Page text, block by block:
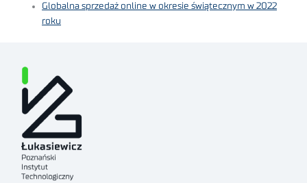
Globalna sprzedaż online w okresie świątecznym w 2022
roku